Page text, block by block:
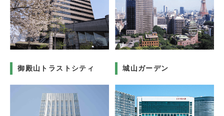
御殿山トラストシティ 城山ガーデン